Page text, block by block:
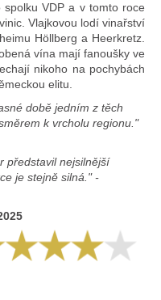
VDP a v tomto roce
Vlajkovou lodí vinařství
Höllberg a Heerkretz.
vína mají fanoušky ve
nikoho na pochybách
elitu.
době jedním z těch
k vrcholu regionu."
představil nejsilnější
je stejně silná." -